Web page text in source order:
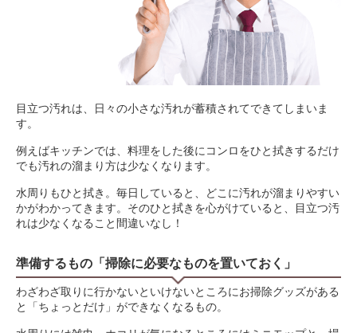
目立つ汚れは、日々の小さな汚れが蓄積されてできてしまいま
す。
例えばキッチンでは、料理をした後にコンロをひと拭きするだけ
でも汚れの溜まり方は少なくなります。
水周りもひと拭き。毎日していると、どこに汚れが溜まりやすい
かがわかってきます。そのひと拭きを心がけていると、目立つ汚
れは少なくなること間違いなし！
準備するもの「掃除に必要なものを置いておく」
わざわざ取りに行かないといけないところにお掃除グッズがある
と「ちょっとだけ」ができなくなるもの。